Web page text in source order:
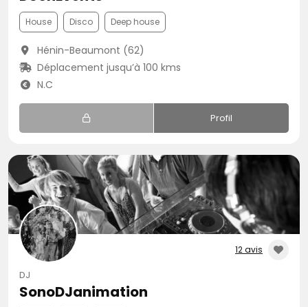
House Disco Deep house
Hénin-Beaumont (62)
Déplacement jusqu’à 100 kms
N.C
Profil
12 avis
DJ
SonoDJanimation